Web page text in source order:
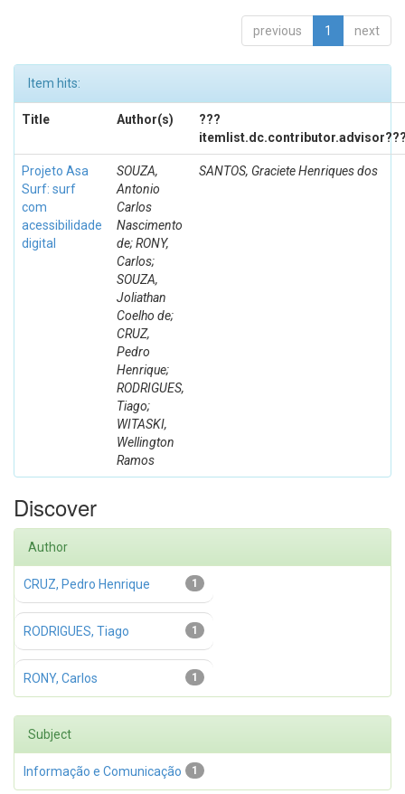
previous 1 next
Item hits:
Title Author(s)
???
Projeto Asa
Surf: surf
com
acessibilidade
digital
SOUZA,
Antonio
Carlos
Nascimento
de; RONY,
Carlos;
SOUZA,
Joliathan
Coelho de;
CRUZ,
Pedro
Henrique;
RODRIGUES,
Tiago;
WITASKI,
Wellington
Ramos
SANTOS, Graciete Henriques dos
Discover
Author
1
CRUZ, Pedro Henrique
1
RODRIGUES, Tiago
1
RONY, Carlos
Subject
1
Informação e Comunicação